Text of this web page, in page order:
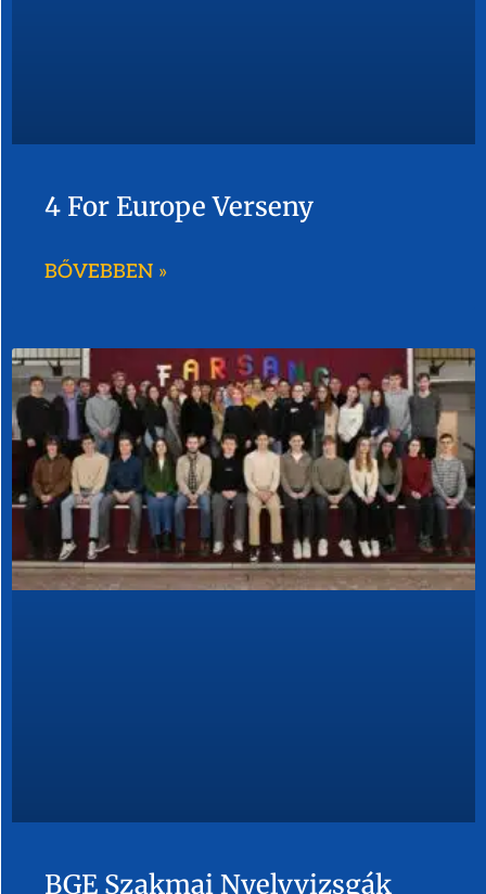
4 For Europe Verseny
BŐVEBBEN »
BGE Szakmai Nyelvvizsgák